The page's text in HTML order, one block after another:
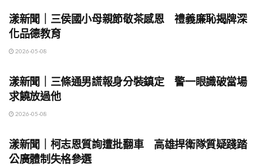
漾新聞｜三侯國小母親節敬茶感恩 禮義廉恥揭牌深
化品德教育
2026-05-08
漾新聞｜三條通男謊報身分裝鎮定 警一眼識破當場
求饒放過他
2026-05-08
漾新聞｜柯志恩質詢遭批翻車 高雄捍衛隊質疑踐踏
公廣體制失格參選